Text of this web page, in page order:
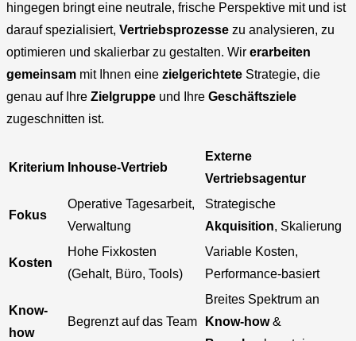
hingegen bringt eine neutrale, frische Perspektive mit und ist
darauf spezialisiert, Vertriebsprozesse zu analysieren, zu
optimieren und skalierbar zu gestalten. Wir erarbeiten
gemeinsam mit Ihnen eine zielgerichtete Strategie, die
genau auf Ihre Zielgruppe und Ihre Geschäftsziele
zugeschnitten ist.
Kriterium Inhouse-Vertrieb
Externe
Vertriebsagentur
Fokus
Operative Tagesarbeit,
Verwaltung
Strategische
Akquisition, Skalierung
Kosten
Hohe Fixkosten
(Gehalt, Büro, Tools)
Variable Kosten,
Performance-basiert
Know-
how
Begrenzt auf das Team
Breites Spektrum an
Know-how&